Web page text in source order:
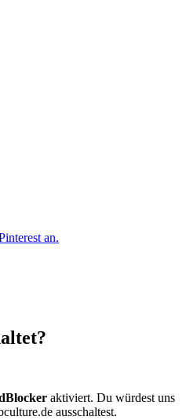
an.
aktiviert. Du würdest uns
ausschaltest.